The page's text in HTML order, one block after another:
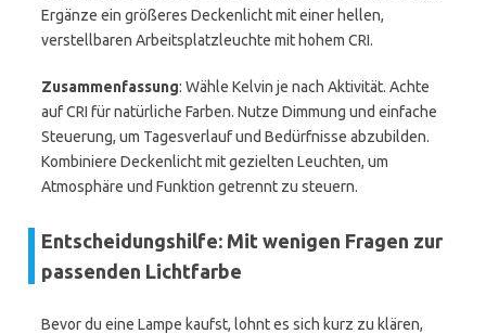
Ergänze ein größeres Deckenlicht mit einer hellen,
verstellbaren Arbeitsplatzleuchte mit hohem CRI.
Zusammenfassung: Wähle Kelvin je nach Aktivität. Achte
auf CRI für natürliche Farben. Nutze Dimmung und einfache
Steuerung, um Tagesverlauf und Bedürfnisse abzubilden.
Kombiniere Deckenlicht mit gezielten Leuchten, um
Atmosphäre und Funktion getrennt zu steuern.
Entscheidungshilfe: Mit wenigen Fragen zur
passenden Lichtfarbe
Bevor du eine Lampe kaufst, lohnt es sich kurz zu klären,